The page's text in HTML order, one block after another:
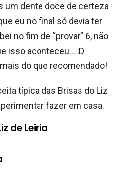
um dente doce de certeza
eu no final só devia ter
no fim de “provar” 6, não
isso aconteceu… :D
do que recomendado!
típica das Brisas do Liz
fazer em casa.
de Leiria